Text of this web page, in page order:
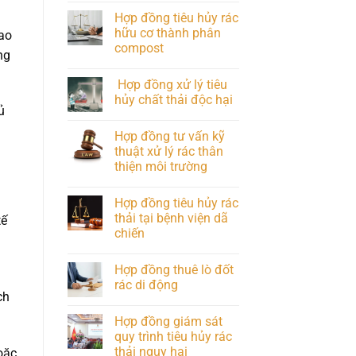
Hợp đồng tiêu hủy rác
hữu cơ thành phân
compost
Hợp đồng xử lý tiêu
hủy chất thải độc hại
Hợp đồng tư vấn kỹ
thuật xử lý rác thân
thiện môi trường
Hợp đồng tiêu hủy rác
thải tại bệnh viện dã
chiến
Hợp đồng thuê lò đốt
rác di động
Hợp đồng giám sát
quy trình tiêu hủy rác
thải nguy hại